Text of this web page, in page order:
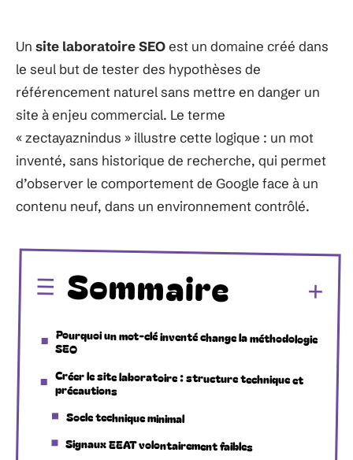
Un site laboratoire SEOest un domaine créé dans
le seul but de tester des hypothèses de
référencement naturel sans mettre en danger un
site à enjeu commercial. Le terme
« zectayaznindus » illustre cette logique : un mot
inventé, sans historique de recherche, qui permet
d’observer le comportement de Google face à un
contenu neuf, dans un environnement contrôlé.
Sommaire
Pourquoi un mot-clé inventé change la méthodologie
SEO
Créer le site laboratoire : structure technique et
précautions
Socle technique minimal
Signaux EEAT volontairement faibles